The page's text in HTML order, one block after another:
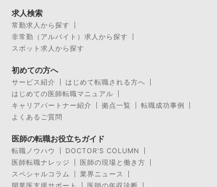
求人検索
常勤求人から探す
非常勤（アルバイト）求人から探す
スポット求人から探す
初めての方へ
サービス紹介
はじめて転職される方へ
はじめての医師転職マニュアル
キャリアパートナー紹介
拠点一覧
転職成功事例
よくあるご質問
医師の転職お役立ちガイド
転職ノウハウ
DOCTOR’S COLUMN
医師転職ナレッジ
医師の現場と働き方
スペシャルコラム
業界ニュース